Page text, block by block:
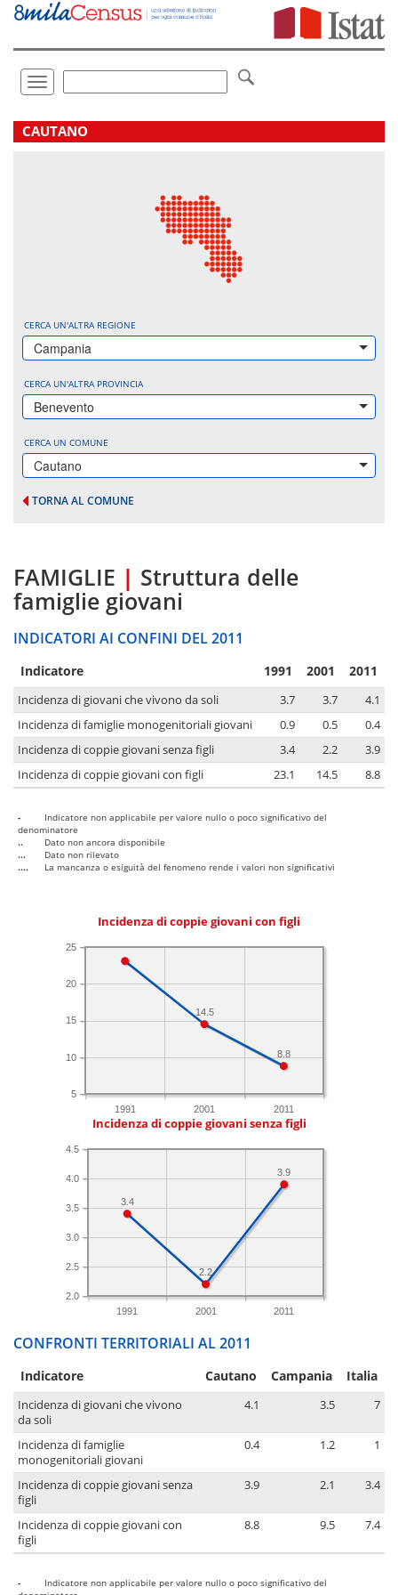
Vai
direttamente
Toggle
navigation
.
CAUTANO
CERCA UN'ALTRA REGIONE
Campania
CERCA UN'ALTRA PROVINCIA
Benevento
CERCA UN COMUNE
Cautano
TORNA AL COMUNE
FAMIGLIE | Struttura delle
famiglie giovani
INDICATORI AI CONFINI DEL 2011
Indicatore 1991 2001 2011
Incidenza di giovani che vivono da soli 3.7 3.7
4.1
Incidenza di famiglie monogenitoriali giovani
0.9 0.5
0.4
Incidenza di coppie giovani senza figli
3.4 2.2
3.9
Incidenza di coppie giovani con figli
23.1 14.5 8.8
-
Indicatore non applicabile per valore nullo o poco significativo del
denominatore
..
Dato non ancora disponibile
...
Dato non rilevato
....
La mancanza o esiguità del fenomeno rende i valori non significativi
Incidenza di coppie giovani con figli
1991 2001 2011
5
10
15
20
25
8.8
14.5
Incidenza di coppie giovani senza figli
1991 2001 2011
2.0
2.5
3.0
3.5
4.0
4.5
3.9
2.2
3.4
CONFRONTI TERRITORIALI AL 2011
Indicatore Cautano Campania Italia
Incidenza di giovani che vivono
da soli
4.1 3.5 7
Incidenza di famiglie
monogenitoriali giovani
0.4 1.2 1
Incidenza di coppie giovani senza
figli
3.9 2.1 3.4
Incidenza di coppie giovani con
figli
8.8 9.5 7.4
-
Indicatore non applicabile per valore nullo o poco significativo del